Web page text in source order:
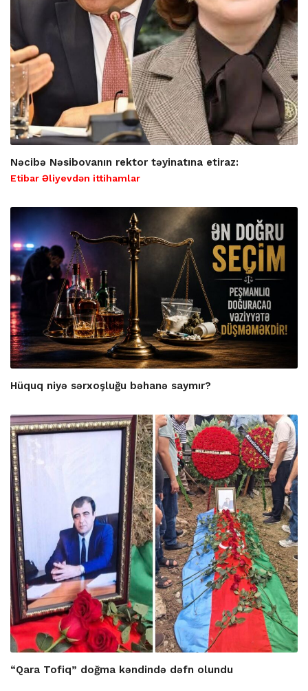
Nəcibə Nəsibovanın rektor təyinatına etiraz:
Etibar Əliyevdən ittihamlar
Hüquq niyə sərxoşluğu bəhanə saymır?
“Qara Tofiq” doğma kəndində dəfn olundu